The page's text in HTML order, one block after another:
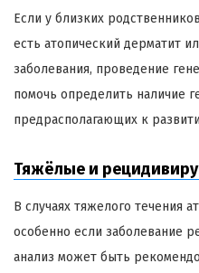
Если у близких
есть атопический дерматит
заболевания, проведение
помочь определить наличие
предрасполагающих к
Тяжёлые и
В случаях тяжелого течения
особенно если заболевание
анализ может быть